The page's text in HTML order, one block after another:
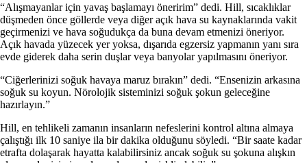
“Alışmayanlar için yavaş başlamayı öneririm” dedi. Hill, sıcaklıklar
düşmeden önce göllerde veya diğer açık hava su kaynaklarında vakit
geçirmenizi ve hava soğudukça da buna devam etmenizi öneriyor.
Açık havada yüzecek yer yoksa, dışarıda egzersiz yapmanın yanı sıra
evde giderek daha serin duşlar veya banyolar yapılmasını öneriyor.
“Ciğerlerinizi soğuk havaya maruz bırakın” dedi. “Ensenizin arkasına
soğuk su koyun. Nörolojik sisteminizi soğuk şokun geleceğine
hazırlayın.”
Hill, en tehlikeli zamanın insanların nefeslerini kontrol altına almaya
çalıştığı ilk 10 saniye ila bir dakika olduğunu söyledi. “Bir saate kadar
etrafta dolaşarak hayatta kalabilirsiniz ancak soğuk su şokuna alışkın